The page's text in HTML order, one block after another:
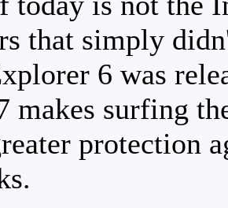
that simply
6 was
makes surfing
protection